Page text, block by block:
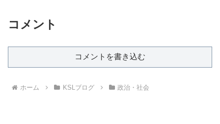
コメント
コメントを書き込む
ホーム KSLブログ 政治・社会